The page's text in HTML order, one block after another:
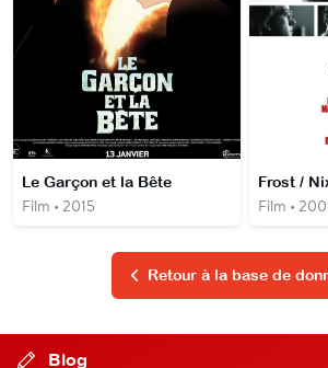
Le Garçon et la Bête
Film • 2015 Film •
Retour à la base de
Blog